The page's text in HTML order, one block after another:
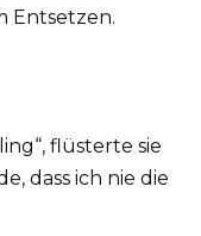
Entsetzen.
flüsterte sie
dass ich nie die